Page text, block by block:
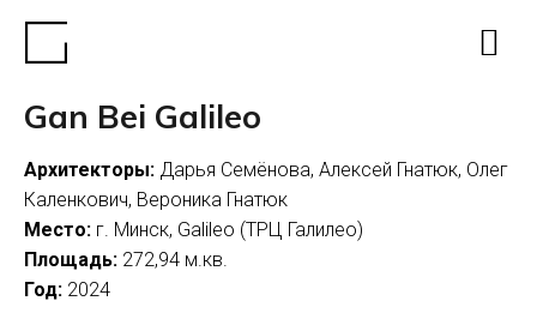
Gan Bei Galileo
Архитекторы: Дарья Семёнова, Алексей Гнатюк, Олег
Каленкович, Вероника Гнатюк
Место: г. Минск, Galileo (ТРЦ Галилео)
Площадь: 272,94 м.кв.
Год: 2024